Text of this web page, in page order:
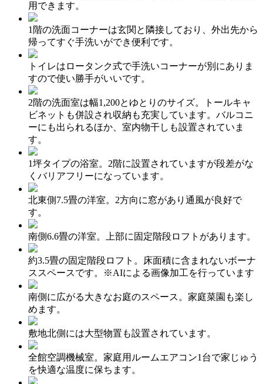
用できます。
1階の洗面コーナーは玄関と隣接しており、外出先から
帰ってすぐ手洗いができ便利です。
トイレはロータンク式で手洗いコーナーが別にありま
すので使い勝手がいいです。
2階の洗面室は幅1,200とゆとりのサイズ。トールキャ
ビネットも併設され収納も充実しています。バルコニ
ーにも出られるほか、室内物干しも設置されていま
す。
1坪タイプの浴室。2階に設置されていますが段差がな
くバリアフリーになっています。
北東側7.5畳の洋室。2方向に窓があり通風が良好で
す。
南側6.6畳の洋室。上部に固定階段ロフトがあります。
約3.5畳の固定階段ロフト。床面積に含まれないボーナ
ススペースです。※AIによる画像加工を行っています
南側に広がる大きなお庭のスペース。家庭菜園も楽し
めます。
敷地北側には大型物置も設置されています。
全館空調機械室。家庭用ルームエアコン1台で家じゅう
を快適な温度に保ちます。